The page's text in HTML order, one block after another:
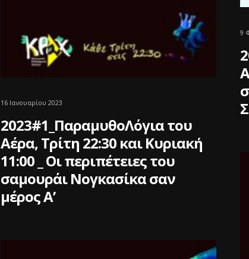
9
16 Ιανουαρίου 2023
2023#1_ΠαραμυθοΛόγια του
Αέρα, Τρίτη 22:30 και Κυριακή
11:00 _ Οι περιπέτειες του
σαμουράι Νογκασίκα σαν
μέρος Α’